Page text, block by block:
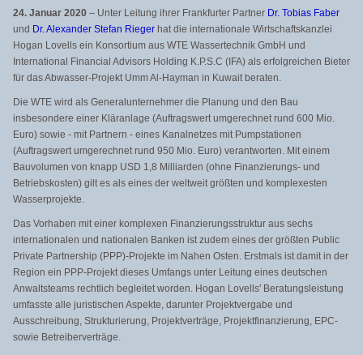
24. Januar 2020 – Unter Leitung ihrer Frankfurter Partner Dr. Tobias Faber
und Dr. Alexander Stefan Rieger hat die internationale Wirtschaftskanzlei
Hogan Lovells ein Konsortium aus WTE Wassertechnik GmbH und
International Financial Advisors Holding K.P.S.C (IFA) als erfolgreichen Bieter
für das Abwasser-Projekt Umm Al-Hayman in Kuwait beraten.
Die WTE wird als Generalunternehmer die Planung und den Bau
insbesondere einer Kläranlage (Auftragswert umgerechnet rund 600 Mio.
Euro) sowie - mit Partnern - eines Kanalnetzes mit Pumpstationen
(Auftragswert umgerechnet rund 950 Mio. Euro) verantworten. Mit einem
Bauvolumen von knapp USD 1,8 Milliarden (ohne Finanzierungs- und
Betriebskosten) gilt es als eines der weltweit größten und komplexesten
Wasserprojekte.
Das Vorhaben mit einer komplexen Finanzierungsstruktur aus sechs
internationalen und nationalen Banken ist zudem eines der größten Public
Private Partnership (PPP)-Projekte im Nahen Osten. Erstmals ist damit in der
Region ein PPP-Projekt dieses Umfangs unter Leitung eines deutschen
Anwaltsteams rechtlich begleitet worden. Hogan Lovells' Beratungsleistung
umfasste alle juristischen Aspekte, darunter Projektvergabe und
Ausschreibung, Strukturierung, Projektverträge, Projektfinanzierung, EPC-
sowie Betreiberverträge.